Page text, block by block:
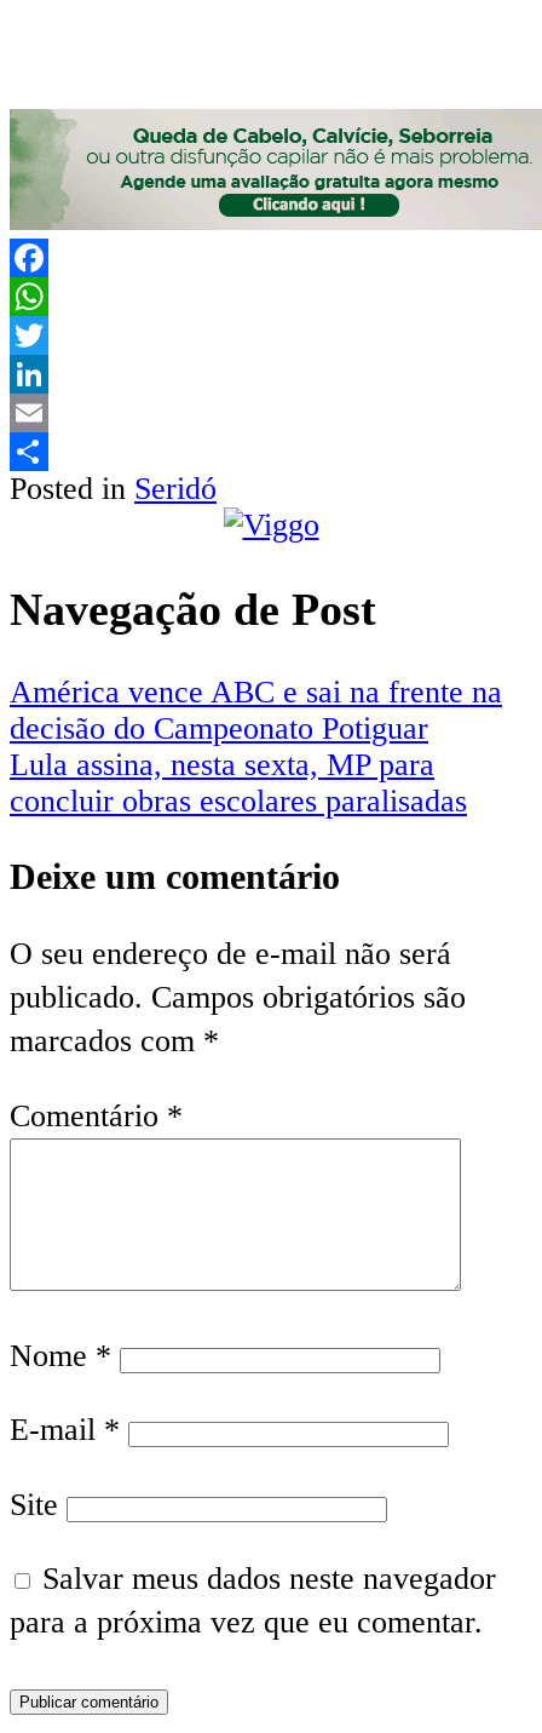
Facebook
WhatsApp
Twitter
LinkedIn
Email
Share
Posted in Seridó
Navegação de Post
América vence ABC e sai na frente na
decisão do Campeonato Potiguar
Lula assina, nesta sexta, MP para
concluir obras escolares paralisadas
Deixe um comentário
O seu endereço de e-mail não será
publicado. Campos obrigatórios são
marcados com *
Comentário *
Nome *
E-mail *
Site
Salvar meus dados neste navegador
para a próxima vez que eu comentar.